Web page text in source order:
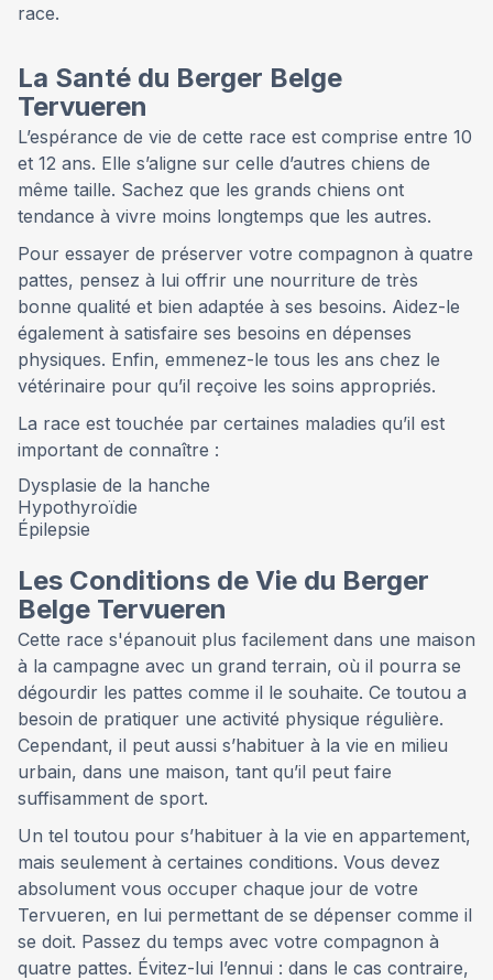
race.
La Santé du Berger Belge
Tervueren
L’espérance de vie de cette race est comprise entre 10
et 12 ans. Elle s’aligne sur celle d’autres chiens de
même taille. Sachez que les grands chiens ont
tendance à vivre moins longtemps que les autres.
Pour essayer de préserver votre compagnon à quatre
pattes, pensez à lui offrir une nourriture de très
bonne qualité et bien adaptée à ses besoins. Aidez-le
également à satisfaire ses besoins en dépenses
physiques. Enfin, emmenez-le tous les ans chez le
vétérinaire pour qu’il reçoive les soins appropriés.
La race est touchée par certaines maladies qu’il est
important de connaître :
Dysplasie de la hanche
Hypothyroïdie
Épilepsie
Les Conditions de Vie du Berger
Belge Tervueren
Cette race s'épanouit plus facilement dans une maison
à la campagne avec un grand terrain, où il pourra se
dégourdir les pattes comme il le souhaite. Ce toutou a
besoin de pratiquer une activité physique régulière.
Cependant, il peut aussi s’habituer à la vie en milieu
urbain, dans une maison, tant qu’il peut faire
suffisamment de sport.
Un tel toutou pour s’habituer à la vie en appartement,
mais seulement à certaines conditions. Vous devez
absolument vous occuper chaque jour de votre
Tervueren, en lui permettant de se dépenser comme il
se doit. Passez du temps avec votre compagnon à
quatre pattes. Évitez-lui l’ennui : dans le cas contraire,